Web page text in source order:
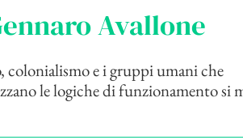
Avallone
colonialismo e i gruppi umani che
le logiche di funzionamento si